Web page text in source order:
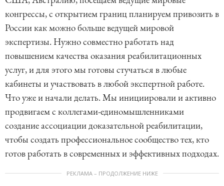
конгрессы, с открытием границ планируем привозить в
России как можно больше ведущей мировой
экспертизы. Нужно совместно работать над
повышением качества оказания реабилитационных
услуг, и для этого мы готовы стучаться в любые
кабинеты и участвовать в любой экспертной работе.
Что уже и начали делать. Мы инициировали и активно
продвигаем с коллегами-единомышленниками
создание ассоциации доказательной реабилитации,
чтобы создать профессиональное сообщество тех, кто
готов работать в современных и эффективных подходах.
РЕКЛАМА – ПРОДОЛЖЕНИЕ НИЖЕ